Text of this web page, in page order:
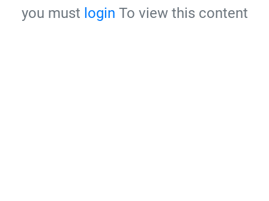
you must login To view this content